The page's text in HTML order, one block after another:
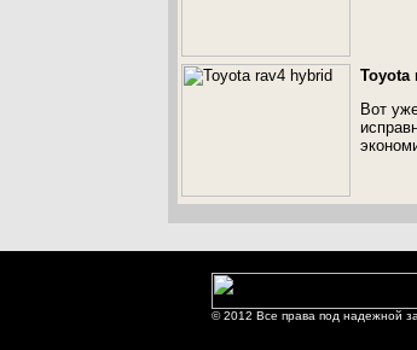
Toyota
Вот
© 2012 Все права под надежной